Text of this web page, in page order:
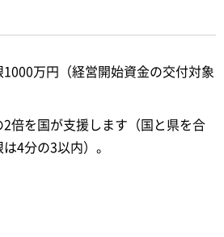
万円（経営開始資金の交付対象
倍を国が支援します（国と県を合
4分の3以内）。